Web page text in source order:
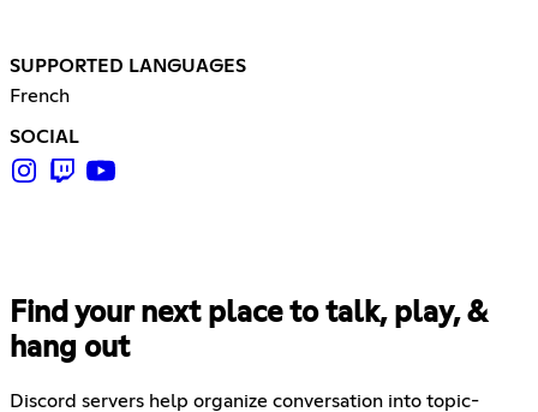
SUPPORTED LANGUAGES
French
SOCIAL
Find your next place to talk, play, &
hang out
Discord servers help organize conversation into topic-